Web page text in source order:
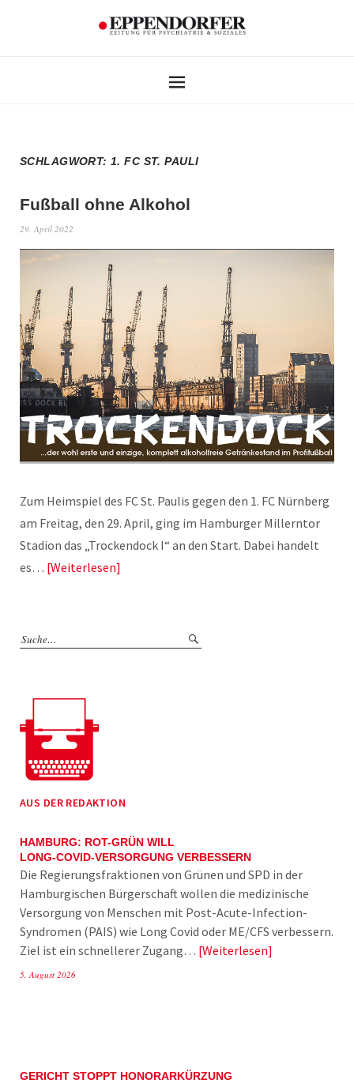
SCHLAGWORT:1. FC ST. PAULI
Fußball ohne Alkohol
29. April 2022
Zum Heimspiel des FC St. Paulis gegen den 1. FC Nürnberg
am Freitag, den 29. April, ging im Hamburger Millerntor
Stadion das „Trockendock I“ an den Start. Dabei handelt
es… Weiterlesen
AUS DER REDAKTION
HAMBURG: ROT-GRÜN WILL
LONG-COVID-VERSORGUNG VERBESSERN
Die Regierungsfraktionen von Grünen und SPD in der
Hamburgischen Bürgerschaft wollen die medizinische
Versorgung von Menschen mit Post-Acute-Infection-
Syndromen (PAIS) wie Long Covid oder ME/CFS verbessern.
Ziel ist ein schnellerer Zugang… Weiterlesen
5. August 2026
GERICHT STOPPT HONORARKÜRZUNG